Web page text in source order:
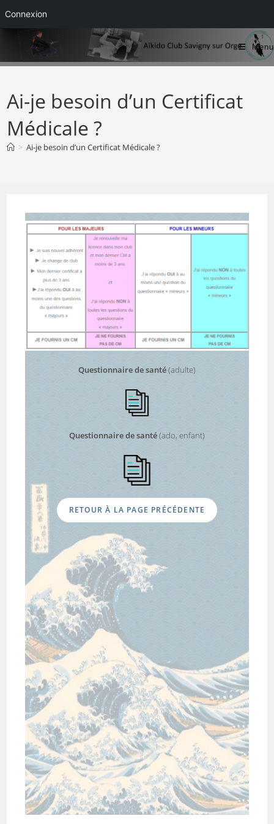
Connexion
content
Menu
Ai-je besoin d’un Certificat
Médicale ?
> Ai-je besoin d’un Certificat Médicale ?
Questionnaire de santé(adulte)
Questionnaire de santé(ado, enfant)
RETOUR À LA PAGE PRÉCÉDENTE